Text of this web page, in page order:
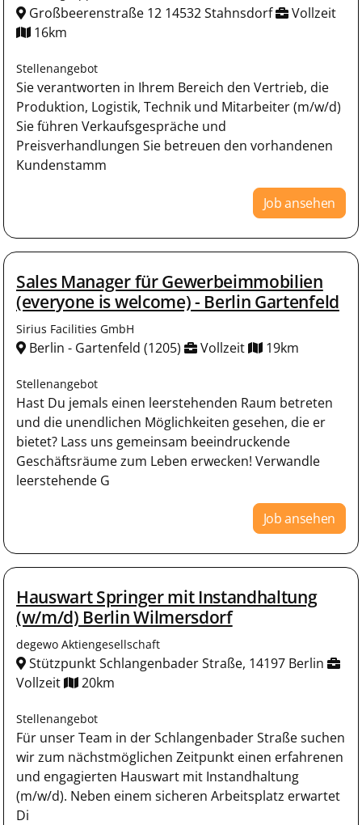
Großbeerenstraße 12 14532 Stahnsdorf
Vollzeit
16km
Stellenangebot
Sie verantworten in Ihrem Bereich den Vertrieb, die
Produktion, Logistik, Technik und Mitarbeiter (m/w/d)
Sie führen Verkaufsgespräche und
Preisverhandlungen Sie betreuen den vorhandenen
Kundenstamm
Job ansehen
Sales Manager für Gewerbeimmobilien
(everyone is welcome) - Berlin Gartenfeld
Sirius Facilities GmbH
Berlin - Gartenfeld (1205) Vollzeit 19km
Stellenangebot
Hast Du jemals einen leerstehenden Raum betreten
und die unendlichen Möglichkeiten gesehen, die er
bietet? Lass uns gemeinsam beeindruckende
Geschäftsräume zum Leben erwecken! Verwandle
leerstehende G
Job ansehen
Hauswart Springer mit Instandhaltung
(w/m/d) Berlin Wilmersdorf
degewo Aktiengesellschaft
Stützpunkt Schlangenbader Straße, 14197 Berlin
Vollzeit
20km
Stellenangebot
Für unser Team in der Schlangenbader Straße suchen
wir zum nächstmöglichen Zeitpunkt einen erfahrenen
und engagierten Hauswart mit Instandhaltung
(m/w/d). Neben einem sicheren Arbeitsplatz erwartet
Di